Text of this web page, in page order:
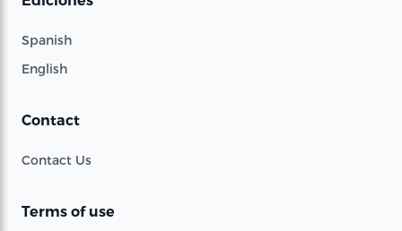
Spanish
English
Contact
Contact Us
Terms of use